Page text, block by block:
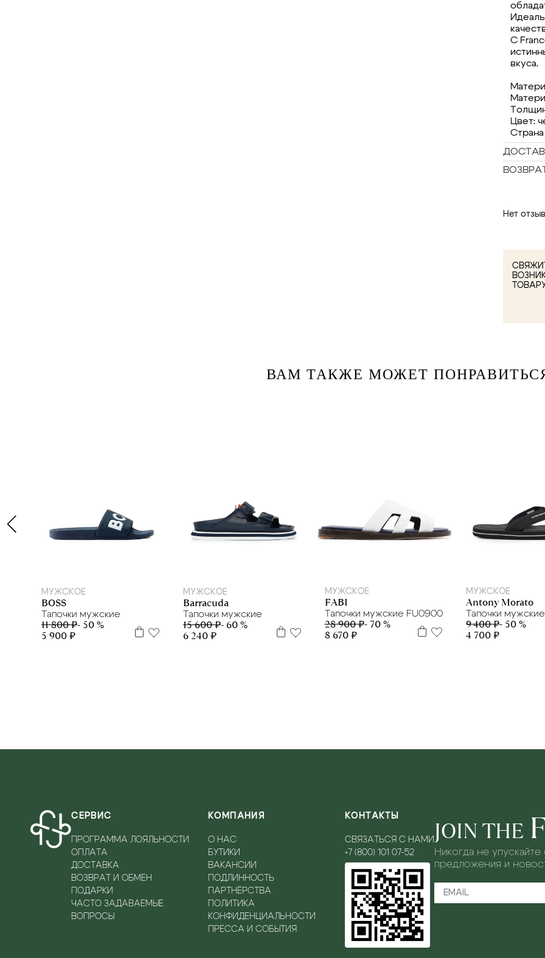
С
вкуса.
Цвет:
Нет
ВАМ ТАКЖЕ МОЖЕТ
МУЖСКОЕ
BOSS
Тапочки мужские
11 800 ₽- 50 %
5 900 ₽
МУЖСКОЕ
Barracuda
Тапочки мужские
15 600 ₽- 60 %
6 240 ₽
МУЖСКОЕ
FABI
Тапочки мужские FU0900
28 900 ₽- 70 %
8 670 ₽
МУЖСКОЕ
Antony Morato
Тапочки мужские
9 400 ₽- 50 %
4 700 ₽
СЕРВИС
ПРОГРАММА ЛОЯЛЬНОСТИ
ОПЛАТА
ДОСТАВКА
ВОЗВРАТ И ОБМЕН
ПОДАРКИ
ЧАСТО ЗАДАВАЕМЫЕ
ВОПРОСЫ
КОМПАНИЯ
О НАС
БУТИКИ
ВАКАНСИИ
ПОДЛИННОСТЬ
ПАРТНЁРСТВА
ПОЛИТИКА
КОНФИДЕНЦИАЛЬНОСТИ
ПРЕССА И СОБЫТИЯ
КОНТАКТЫ
СВЯЗАТЬСЯ С НАМИ
+7 (800) 101 07-52
JOIN THE
Никогда не
предложения и